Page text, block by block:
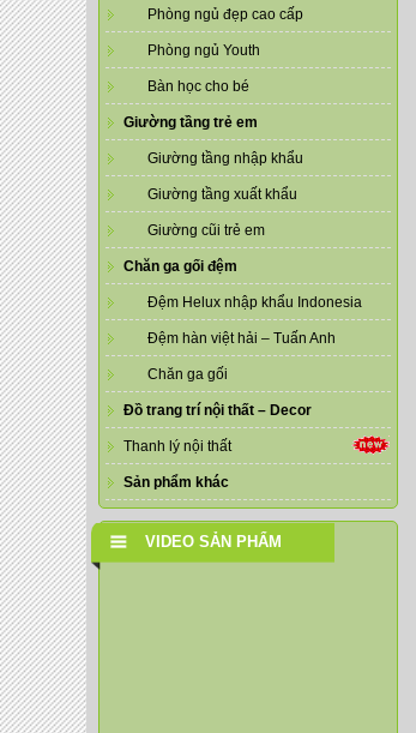
Phòng ngủ đẹp cao cấp
Phòng ngủ Youth
Bàn học cho bé
Giường tầng trẻ em
Giường tầng nhập khẩu
Giường tầng xuất khẩu
Giường cũi trẻ em
Chăn ga gối đệm
Đệm Helux nhập khẩu Indonesia
Đệm hàn việt hải – Tuấn Anh
Chăn ga gối
Đồ trang trí nội thất – Decor
Thanh lý nội thất
Sản phẩm khác
VIDEO SẢN PHẨM